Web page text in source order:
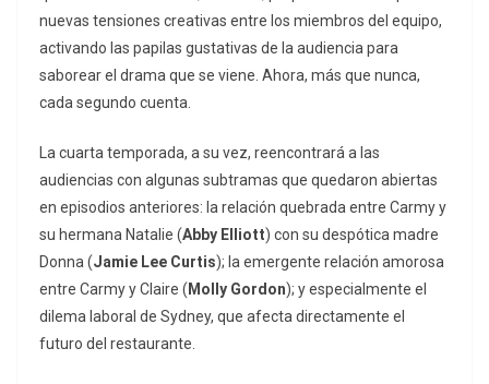
nuevas tensiones creativas entre los miembros del equipo,
activando las papilas gustativas de la audiencia para
saborear el drama que se viene. Ahora, más que nunca,
cada segundo cuenta.
La cuarta temporada, a su vez, reencontrará a las
audiencias con algunas subtramas que quedaron abiertas
en episodios anteriores: la relación quebrada entre Carmy y
su hermana Natalie (Abby Elliott) con su despótica madre
Donna (Jamie Lee Curtis); la emergente relación amorosa
entre Carmy y Claire ( Molly Gordon); y especialmente el
dilema laboral de Sydney, que afecta directamente el
futuro del restaurante.